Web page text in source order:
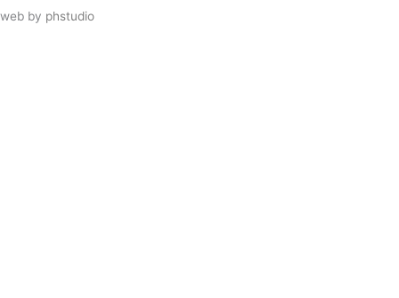
web by phstudio